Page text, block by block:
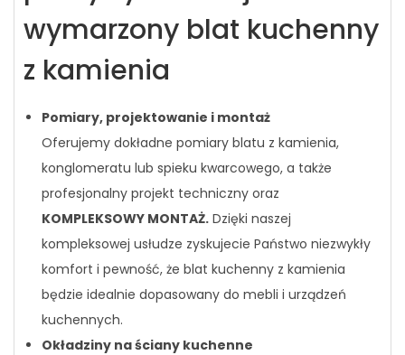
wymarzony blat kuchenny
z kamienia
Pomiary, projektowanie i montaż
Oferujemy dokładne pomiary blatu z kamienia,
konglomeratu lub spieku kwarcowego, a także
profesjonalny projekt techniczny oraz
KOMPLEKSOWY MONTAŻ. Dzięki naszej
kompleksowej usłudze zyskujecie Państwo niezwykły
komfort i pewność, że blat kuchenny z kamienia
będzie idealnie dopasowany do mebli i urządzeń
kuchennych.
Okładziny na ściany kuchenne